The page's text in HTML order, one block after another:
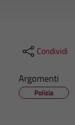
Condividi
Argomenti
Polizia